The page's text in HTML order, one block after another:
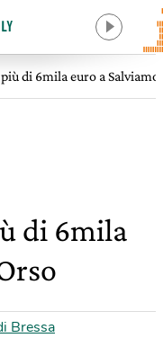
di 6mila euro a Salviamo
di 6mila
Bressa